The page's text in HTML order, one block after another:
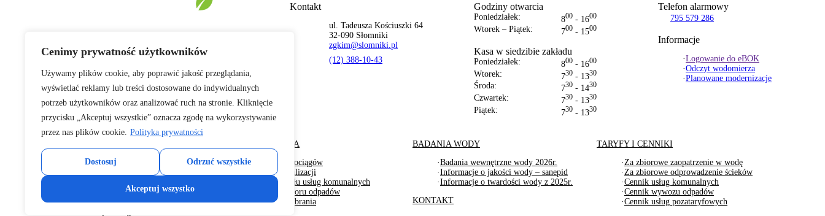
Cenimy prywatność użytkowników
Używamy plików cookie, aby poprawić jakość przeglądania,
wyświetlać reklamy lub treści dostosowane do indywidualnych
potrzeb użytkowników oraz analizować ruch na stronie. Kliknięcie
przycisku „Akceptuj wszystkie” oznacza zgodę na wykorzystywanie
przez nas plików cookie. Polityka prywatności
Dostosuj Odrzuć wszystkie
Akceptuj wszystko
Zakład Gospodarki Komunalnej i Mieszkaniowejw
Słomnikach
Kontakt
ul. Tadeusza Kościuszki 64
32-090 Słomniki
zgkim@slomniki.pl
(12) 388-10-43
Godziny otwarcia
Poniedziałek: 800 - 1600
Wtorek – Piątek: 700 - 1500
Kasa w siedzibie zakładu
Poniedziałek: 800 - 1600
Wtorek: 730 - 1330
Środa: 730 - 1430
Czwartek: 730 - 1330
Piątek: 730 - 1330
Telefon alarmowy
795 579 286
Informacje
·Logowanie do eBOK
·Odczyt wodomierza
·Planowane modernizacje
Aktualności
·Oferty pracy
STREFA KLIENTA
Strefa wodociągów
Strefa kanalizacji
Strefa działu usług komunalnych
Strefa odbioru odpadów
·Pliki do pobrania
BADANIA WODY
·Badania wewnętrzne wody 2026r.
·Informacje o jakości wody – sanepid
·Informacje o twardości wody z 2025r.
KONTAKT
TARYFY I CENNIKI
·Za zbiorowe zaopatrzenie w wodę
·Za zbiorowe odprowadzenie ścieków
·Cennik usług komunalnych
·Cennik wywozu odpadów
·Cennik usług pozataryfowych